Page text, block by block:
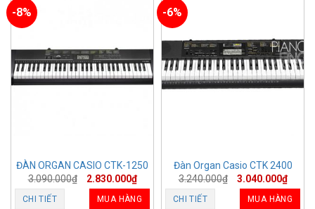
-8%
ĐÀN ORGAN CASIO CTK-1250
3.090.000₫ 2.830.000₫
CHI TIẾT MUA HÀNG
-6%
Đàn Organ Casio CTK 2400
3.240.000₫ 3.040.000₫
CHI TIẾT MUA HÀNG